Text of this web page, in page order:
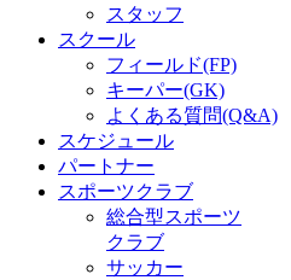
スタッフ
スクール
フィールド(FP)
キーパー(GK)
よくある質問(Q&A)
スケジュール
パートナー
スポーツクラブ
総合型スポーツ
クラブ
サッカー